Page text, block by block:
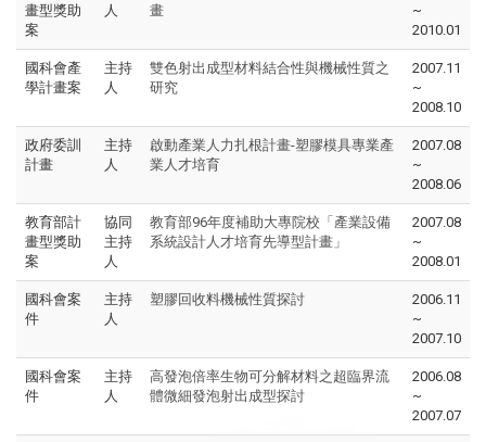
畫型獎助
案
人
畫
~
2010.01
國科會產
學計畫案
主持
人
雙色射出成型材料結合性與機械性質之
研究
2007.11
~
2008.10
政府委訓
計畫
主持
人
啟動產業人力扎根計畫-塑膠模具專業產
業人才培育
2007.08
~
2008.06
教育部計
畫型獎助
案
協同
主持
人
教育部96年度補助大專院校「產業設備
系統設計人才培育先導型計畫」
2007.08
~
2008.01
國科會案
件
主持
人
塑膠回收料機械性質探討
2006.11
~
2007.10
國科會案
件
主持
人
高發泡倍率生物可分解材料之超臨界流
體微細發泡射出成型探討
2006.08
~
2007.07